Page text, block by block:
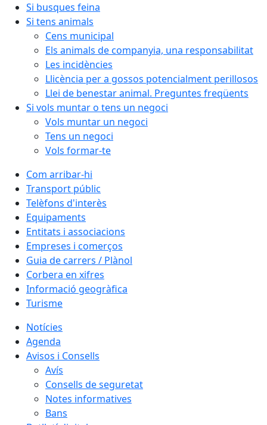
Si busques feina
Si tens animals
Cens municipal
Els animals de companyia, una responsabilitat
Les incidències
Llicència per a gossos potencialment perillosos
Llei de benestar animal. Preguntes freqüents
Si vols muntar o tens un negoci
Vols muntar un negoci
Tens un negoci
Vols formar-te
Com arribar-hi
Transport públic
Telèfons d'interès
Equipaments
Entitats i associacions
Empreses i comerços
Guia de carrers / Plànol
Corbera en xifres
Informació geogràfica
Turisme
Notícies
Agenda
Avisos i Consells
Avís
Consells de seguretat
Notes informatives
Bans